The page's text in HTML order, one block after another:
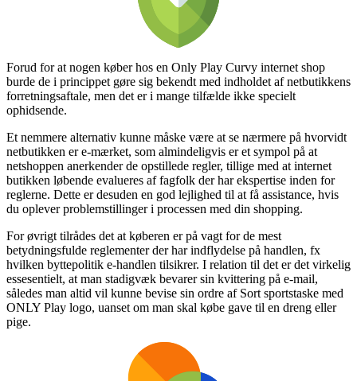
Forud for at nogen køber hos en Only Play Curvy internet shop
burde de i princippet gøre sig bekendt med indholdet af netbutikkens
forretningsaftale, men det er i mange tilfælde ikke specielt
ophidsende.
Et nemmere alternativ kunne måske være at se nærmere på hvorvidt
netbutikken er e-mærket, som almindeligvis er et sympol på at
netshoppen anerkender de opstillede regler, tillige med at internet
butikken løbende evalueres af fagfolk der har ekspertise inden for
reglerne. Dette er desuden en god lejlighed til at få assistance, hvis
du oplever problemstillinger i processen med din shopping.
For øvrigt tilrådes det at køberen er på vagt for de mest
betydningsfulde reglementer der har indflydelse på handlen, fx
hvilken byttepolitik e-handlen tilsikrer. I relation til det er det virkelig
essesentielt, at man stadigvæk bevarer sin kvittering på e-mail,
således man altid vil kunne bevise sin ordre af Sort sportstaske med
ONLY Play logo, uanset om man skal købe gave til en dreng eller
pige.